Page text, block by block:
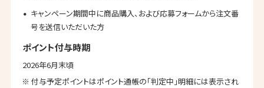
キャンペーン期間中に商品購入、および応募フォームから注文番
号を送信いただいた方
ポイント付与時期
2026年6月末頃
※ 付与予定ポイントはポイント通帳の「判定中」明細には表示され